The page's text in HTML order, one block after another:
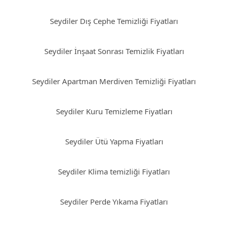
Seydiler Dış Cephe Temizliği Fiyatları
Seydiler İnşaat Sonrası Temizlik Fiyatları
Seydiler Apartman Merdiven Temizliği Fiyatları
Seydiler Kuru Temizleme Fiyatları
Seydiler Ütü Yapma Fiyatları
Seydiler Klima temizliği Fiyatları
Seydiler Perde Yıkama Fiyatları